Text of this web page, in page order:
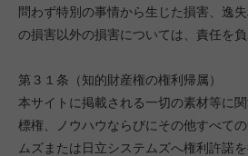
問わず特別の事情から生じた損害、逸
の損害以外の損害については、責任を負
第３１条（知的財産権の権利帰属）
本サイトに掲載される一切の素材等に
標権、ノウハウならびにその他すべて
ムズまたは日立システムズへ権利許諾